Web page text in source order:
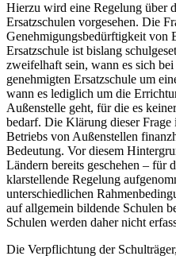
Hierzu wird eine Regelung über
Ersatzschulen vorgesehen. Die
Genehmigungsbedürftigkeit von
Ersatzschule ist bislang
zweifelhaft sein, wann es sich
genehmigten Ersatzschule um
wann es lediglich um die
Außenstelle geht, für die es
bedarf. Die Klärung dieser Frage
Betriebs von Außenstellen
Bedeutung. Vor diesem
Ländern bereits geschehen – für
klarstellende Regelung
unterschiedlichen
auf allgemein bildende Schulen
Schulen werden daher nicht
Die Verpflichtung der